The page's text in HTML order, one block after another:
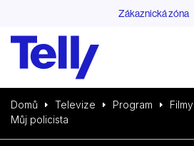
Zákaznická zóna
Domů Televize Program Filmy
Můj policista